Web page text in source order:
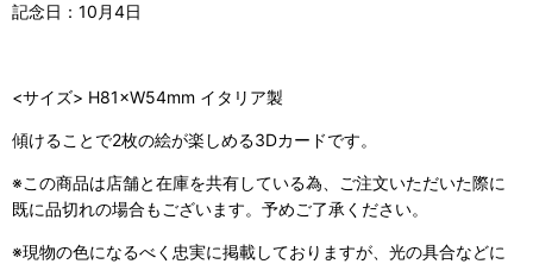
記念日：10月4日
<サイズ> H81×W54mm イタリア製
傾けることで2枚の絵が楽しめる3Dカードです。
※この商品は店舗と在庫を共有している為、ご注文いただいた際に
既に品切れの場合もございます。予めご了承ください。
※現物の色になるべく忠実に掲載しておりますが、光の具合などに